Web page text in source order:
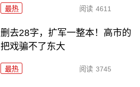
最热 阅读 4611
删去28字，扩军一整本！高市的
把戏骗不了东大
最热 阅读 3745